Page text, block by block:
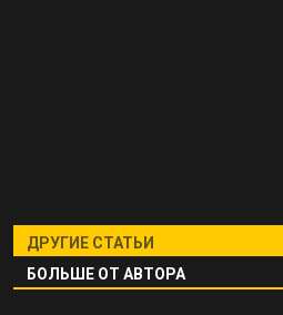
ДРУГИЕ СТАТЬИ
БОЛЬШЕ ОТ АВТОРА